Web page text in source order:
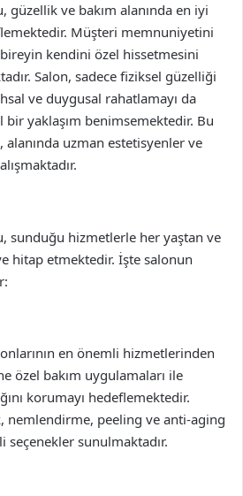
güzellik ve bakım alanında en iyi
Müşteri memnuniyetini
kendini özel hissetmesini
Salon, sadece fiziksel güzelliği
ve duygusal rahatlamayı da
yaklaşım benimsemektedir. Bu
uzman estetisyenler ve
sunduğu hizmetlerle her yaştan ve
hitap etmektedir. İşte salonun
en önemli hizmetlerinden
özel bakım uygulamaları ile
korumayı hedeflemektedir.
nemlendirme, peeling ve anti-aging
seçenekler sunulmaktadır.